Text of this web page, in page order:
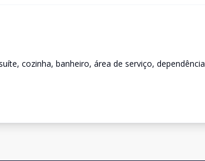
cozinha, banheiro, área de serviço, dependência